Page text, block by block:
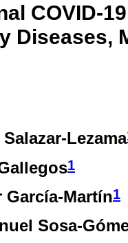
COVID-
Diseases,
Lezama
1
García-Martín1
Sosa-